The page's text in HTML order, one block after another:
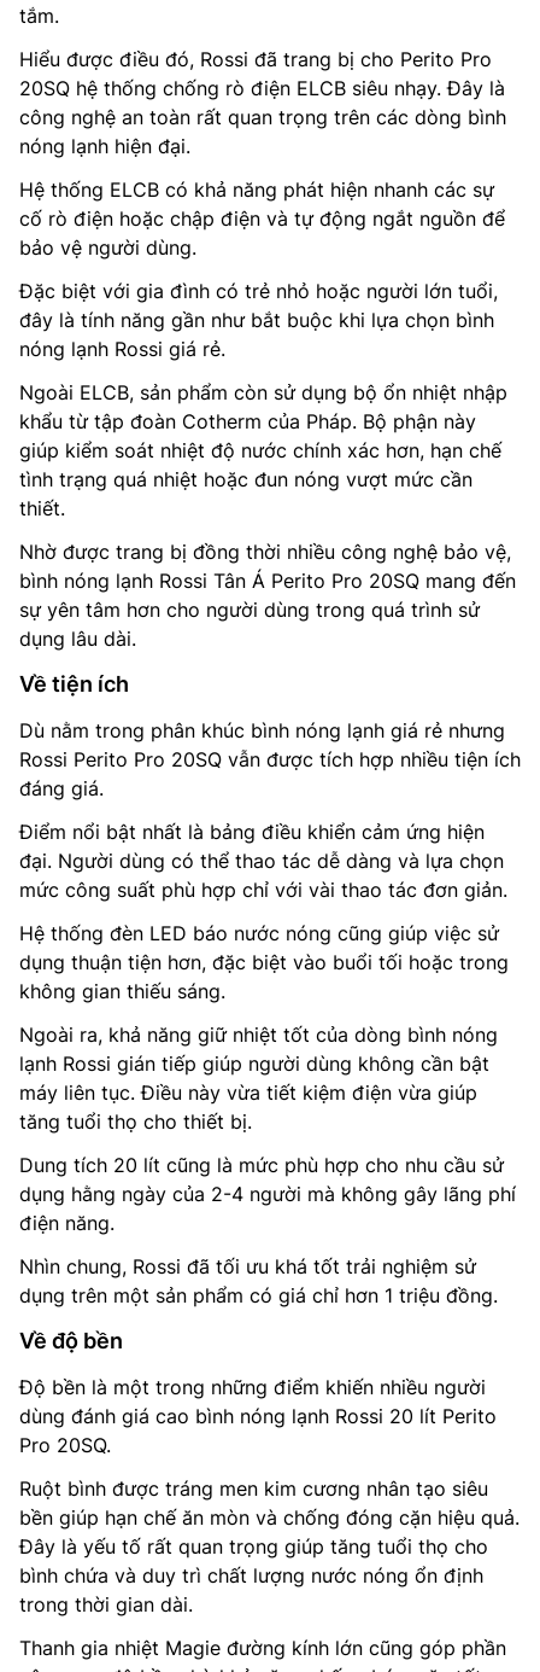
tắm.
Hiểu được điều đó, Rossi đã trang bị cho Perito Pro
20SQ hệ thống chống rò điện ELCB siêu nhạy. Đây là
công nghệ an toàn rất quan trọng trên các dòng bình
nóng lạnh hiện đại.
Hệ thống ELCB có khả năng phát hiện nhanh các sự
cố rò điện hoặc chập điện và tự động ngắt nguồn để
bảo vệ người dùng.
Đặc biệt với gia đình có trẻ nhỏ hoặc người lớn tuổi,
đây là tính năng gần như bắt buộc khi lựa chọn bình
nóng lạnh Rossi giá rẻ.
Ngoài ELCB, sản phẩm còn sử dụng bộ ổn nhiệt nhập
khẩu từ tập đoàn Cotherm của Pháp. Bộ phận này
giúp kiểm soát nhiệt độ nước chính xác hơn, hạn chế
tình trạng quá nhiệt hoặc đun nóng vượt mức cần
thiết.
Nhờ được trang bị đồng thời nhiều công nghệ bảo vệ,
bình nóng lạnh Rossi Tân Á Perito Pro 20SQ mang đến
sự yên tâm hơn cho người dùng trong quá trình sử
dụng lâu dài.
Về tiện ích
Dù nằm trong phân khúc bình nóng lạnh giá rẻ nhưng
Rossi Perito Pro 20SQ vẫn được tích hợp nhiều tiện ích
đáng giá.
Điểm nổi bật nhất là bảng điều khiển cảm ứng hiện
đại. Người dùng có thể thao tác dễ dàng và lựa chọn
mức công suất phù hợp chỉ với vài thao tác đơn giản.
Hệ thống đèn LED báo nước nóng cũng giúp việc sử
dụng thuận tiện hơn, đặc biệt vào buổi tối hoặc trong
không gian thiếu sáng.
Ngoài ra, khả năng giữ nhiệt tốt của dòng bình nóng
lạnh Rossi gián tiếp giúp người dùng không cần bật
máy liên tục. Điều này vừa tiết kiệm điện vừa giúp
tăng tuổi thọ cho thiết bị.
Dung tích 20 lít cũng là mức phù hợp cho nhu cầu sử
dụng hằng ngày của 2-4 người mà không gây lãng phí
điện năng.
Nhìn chung, Rossi đã tối ưu khá tốt trải nghiệm sử
dụng trên một sản phẩm có giá chỉ hơn 1 triệu đồng.
Về độ bền
Độ bền là một trong những điểm khiến nhiều người
dùng đánh giá cao bình nóng lạnh Rossi 20 lít Perito
Pro 20SQ.
Ruột bình được tráng men kim cương nhân tạo siêu
bền giúp hạn chế ăn mòn và chống đóng cặn hiệu quả.
Đây là yếu tố rất quan trọng giúp tăng tuổi thọ cho
bình chứa và duy trì chất lượng nước nóng ổn định
trong thời gian dài.
Thanh gia nhiệt Magie đường kính lớn cũng góp phần